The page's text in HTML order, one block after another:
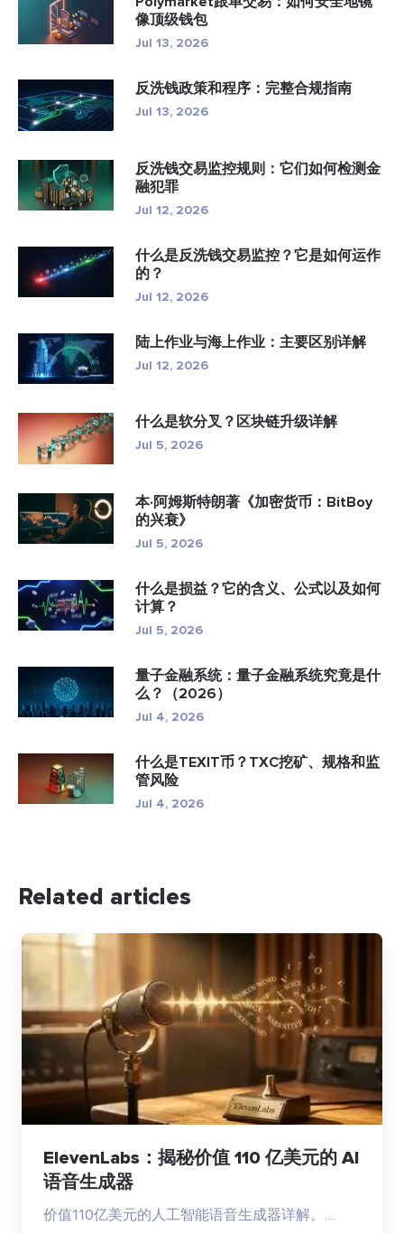
像顶级钱包
Jul 13, 2026
反洗钱政策和程序：完整合规指南
Jul 13, 2026
反洗钱交易监控规则：它们如何检测金
融犯罪
Jul 12, 2026
什么是反洗钱交易监控？它是如何运作
的？
Jul 12, 2026
陆上作业与海上作业：主要区别详解
Jul 12, 2026
什么是软分叉？区块链升级详解
Jul 5, 2026
本·阿姆斯特朗著《加密货币：BitBoy
的兴衰》
Jul 5, 2026
什么是损益？它的含义、公式以及如何
计算？
Jul 5, 2026
量子金融系统：量子金融系统究竟是什
么？（2026）
Jul 4, 2026
什么是TEXIT币？TXC挖矿、规格和监
管风险
Jul 4, 2026
Related articles
ElevenLabs：揭秘价值 110 亿美元的 AI
语音生成器
价值110亿美元的人工智能语音生成器详解。…